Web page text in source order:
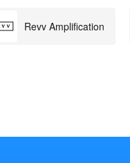
Revv Amplification